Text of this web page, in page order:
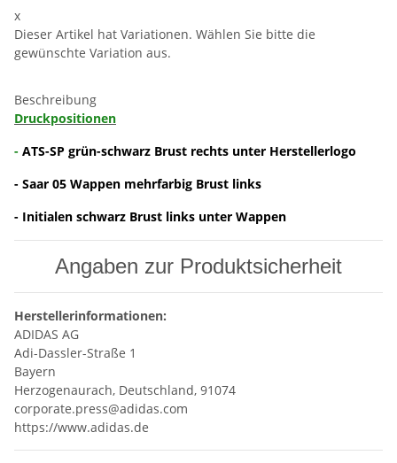
x
Dieser Artikel hat Variationen. Wählen Sie bitte die
gewünschte Variation aus.
Beschreibung
Druckpositionen
- ATS-SP grün-schwarz Brust rechts unter Herstellerlogo
- Saar 05 Wappen mehrfarbig Brust links
- Initialen schwarz Brust links unter Wappen
Angaben zur Produktsicherheit
Herstellerinformationen:
ADIDAS AG
Adi-Dassler-Straße 1
Bayern
Herzogenaurach, Deutschland, 91074
corporate.press@adidas.com
https://www.adidas.de